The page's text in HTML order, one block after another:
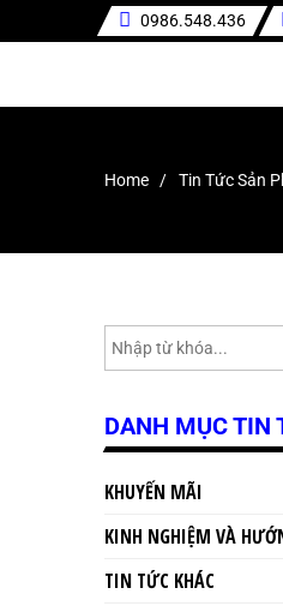
0986.548.436
Home Tin Tức Sản
DANH MỤC TIN
KHUYẾN MÃI
KINH NGHIỆM VÀ
TIN TỨC KHÁC